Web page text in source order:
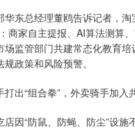
总经理董鸥告诉记者，淘
商家自主提报、AI算法测算
场监管部门共建常态化教育
政策和风险预警。
出“组合拳”，外卖骑手加入
“防鼠、防蝇、防尘”设施